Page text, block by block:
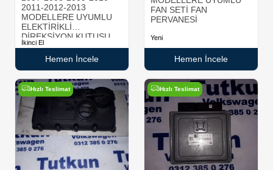
2011-2012-2013
MODELLERE UYUMLU
ELEKTİRİKLİ
DİREKSİYON KUTUSU
İkinci El
Hemen İncele
FAN SETİ FAN
PERVANESİ
Yeni
Hemen İncele
Hızlı Teslimat Hızlı Teslimat